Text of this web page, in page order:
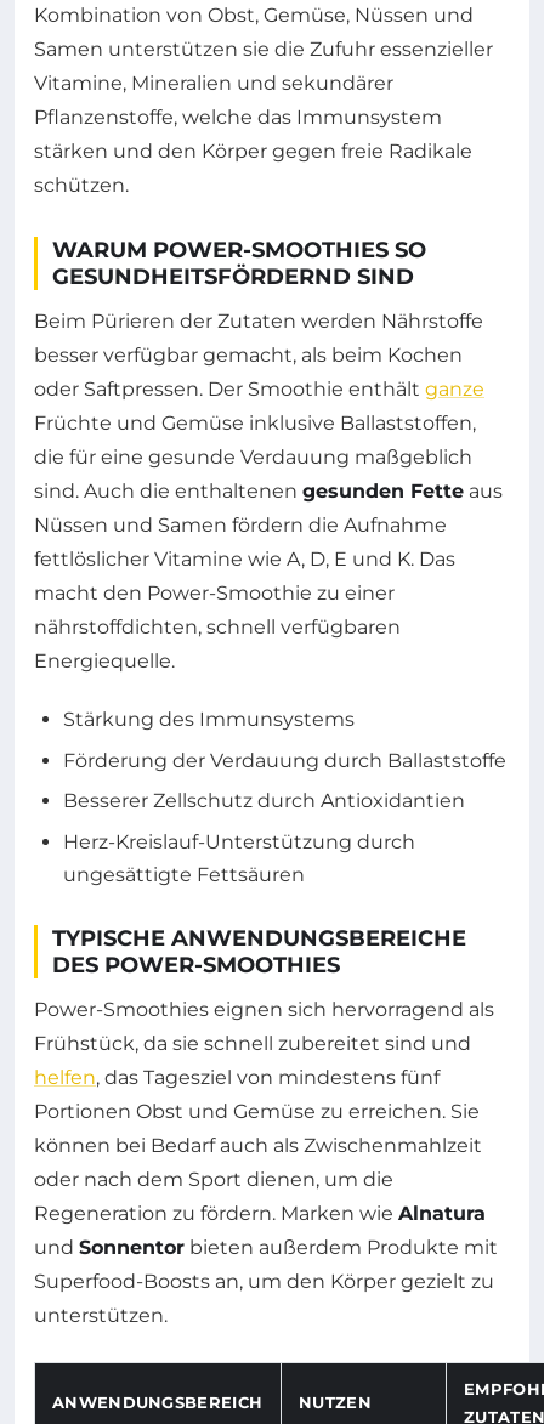
Kombination von Obst, Gemüse, Nüssen und
Samen unterstützen sie die Zufuhr essenzieller
Vitamine, Mineralien und sekundärer
Pflanzenstoffe, welche das Immunsystem
stärken und den Körper gegen freie Radikale
schützen.
WARUM POWER-SMOOTHIES SO
GESUNDHEITSFÖRDERND SIND
Beim Pürieren der Zutaten werden Nährstoffe
besser verfügbar gemacht, als beim Kochen
oder Saftpressen. Der Smoothie enthält ganze
Früchte und Gemüse inklusive Ballaststoffen,
die für eine gesunde Verdauung maßgeblich
sind. Auch die enthaltenen gesunden Fette aus
Nüssen und Samen fördern die Aufnahme
fettlöslicher Vitamine wie A, D, E und K. Das
macht den Power-Smoothie zu einer
nährstoffdichten, schnell verfügbaren
Energiequelle.
Stärkung des Immunsystems
Förderung der Verdauung durch Ballaststoffe
Besserer Zellschutz durch Antioxidantien
Herz-Kreislauf-Unterstützung durch
ungesättigte Fettsäuren
TYPISCHE ANWENDUNGSBEREICHE
DES POWER-SMOOTHIES
Power-Smoothies eignen sich hervorragend als
Frühstück, da sie schnell zubereitet sind und
helfen, das Tagesziel von mindestens fünf
Portionen Obst und Gemüse zu erreichen. Sie
können bei Bedarf auch als Zwischenmahlzeit
oder nach dem Sport dienen, um die
Regeneration zu fördern. Marken wie Alnatura
und Sonnentor bieten außerdem Produkte mit
Superfood-Boosts an, um den Körper gezielt zu
unterstützen.
ANWENDUNGSBEREICH NUTZEN